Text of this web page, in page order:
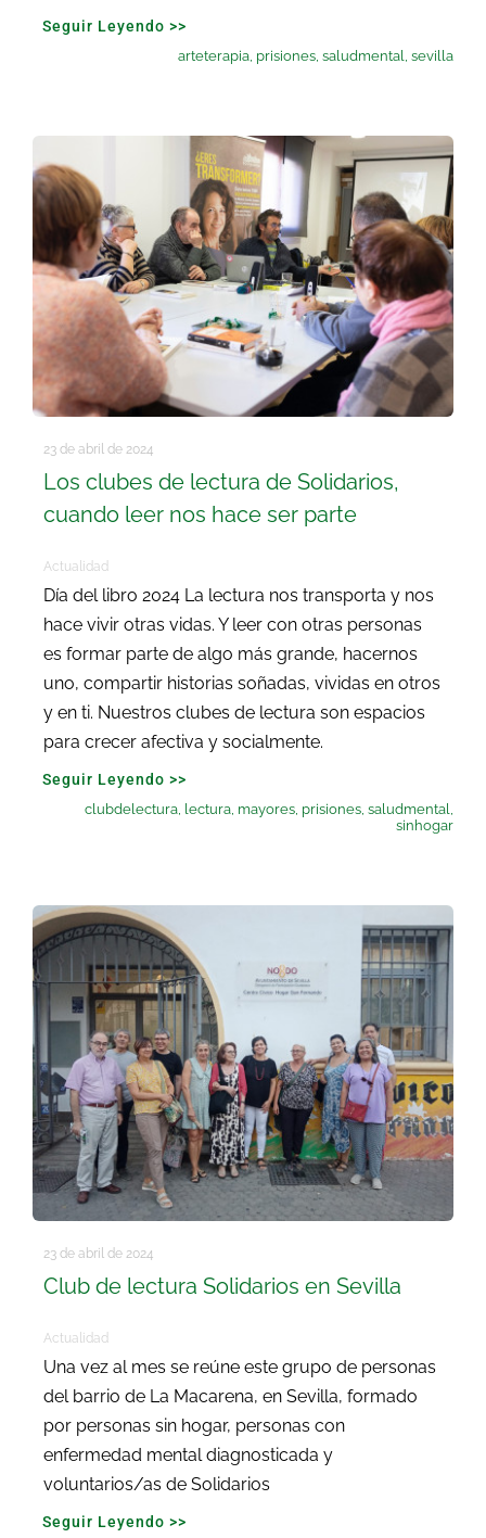
Seguir Leyendo >>
arteterapia prisiones ,saludmental ,sevilla
23 de abril de 2024
Los clubes de lectura de Solidarios,
cuando leer nos hace ser parte
Actualidad
Día del libro 2024 La lectura nos transporta y nos
hace vivir otras vidas. Y leer con otras personas
es formar parte de algo más grande, hacernos
uno, compartir historias soñadas, vividas en otros
y en ti. Nuestros clubes de lectura son espacios
para crecer afectiva y socialmente.
Seguir Leyendo >>
clubdelectura lectura mayores prisiones ,saludmental
sinhogar
23 de abril de 2024
Club de lectura Solidarios en Sevilla
Actualidad
Una vez al mes se reúne este grupo de personas
del barrio de La Macarena, en Sevilla, formado
por personas sin hogar, personas con
enfermedad mental diagnosticada y
voluntarios/as de Solidarios
Seguir Leyendo >>